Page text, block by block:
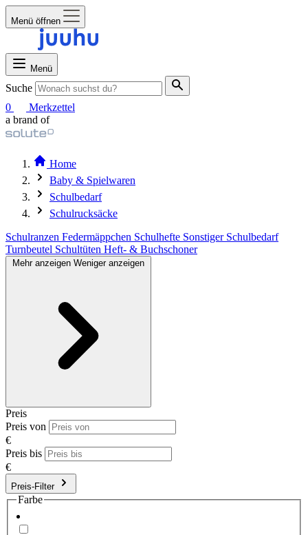
Menü öffnen
Menü
Suche
0
Merkzettel
a brand of
Home
Baby & Spielwaren
Schulbedarf
Schulrucksäcke
Schulranzen Federmäppchen Schulhefte Sonstiger Schulbedarf
Turnbeutel Schultüten Heft- & Buchschoner
Mehr anzeigen Weniger anzeigen
Preis
Preis von
€
Preis bis
€
Preis-Filter
Farbe